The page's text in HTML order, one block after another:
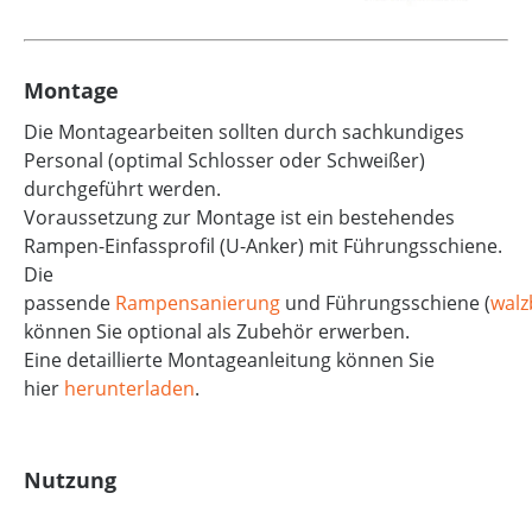
Montage
Die Montagearbeiten sollten durch sachkundiges
Personal (optimal Schlosser oder Schweißer)
durchgeführt werden.
Voraussetzung zur Montage ist ein bestehendes
Rampen-Einfassprofil (U-Anker) mit Führungsschiene.
Die
passende Rampensanierung und Führungsschiene (
können Sie optional als Zubehör erwerben.
Eine detaillierte Montageanleitung können Sie
hier herunterladen.
Nutzung